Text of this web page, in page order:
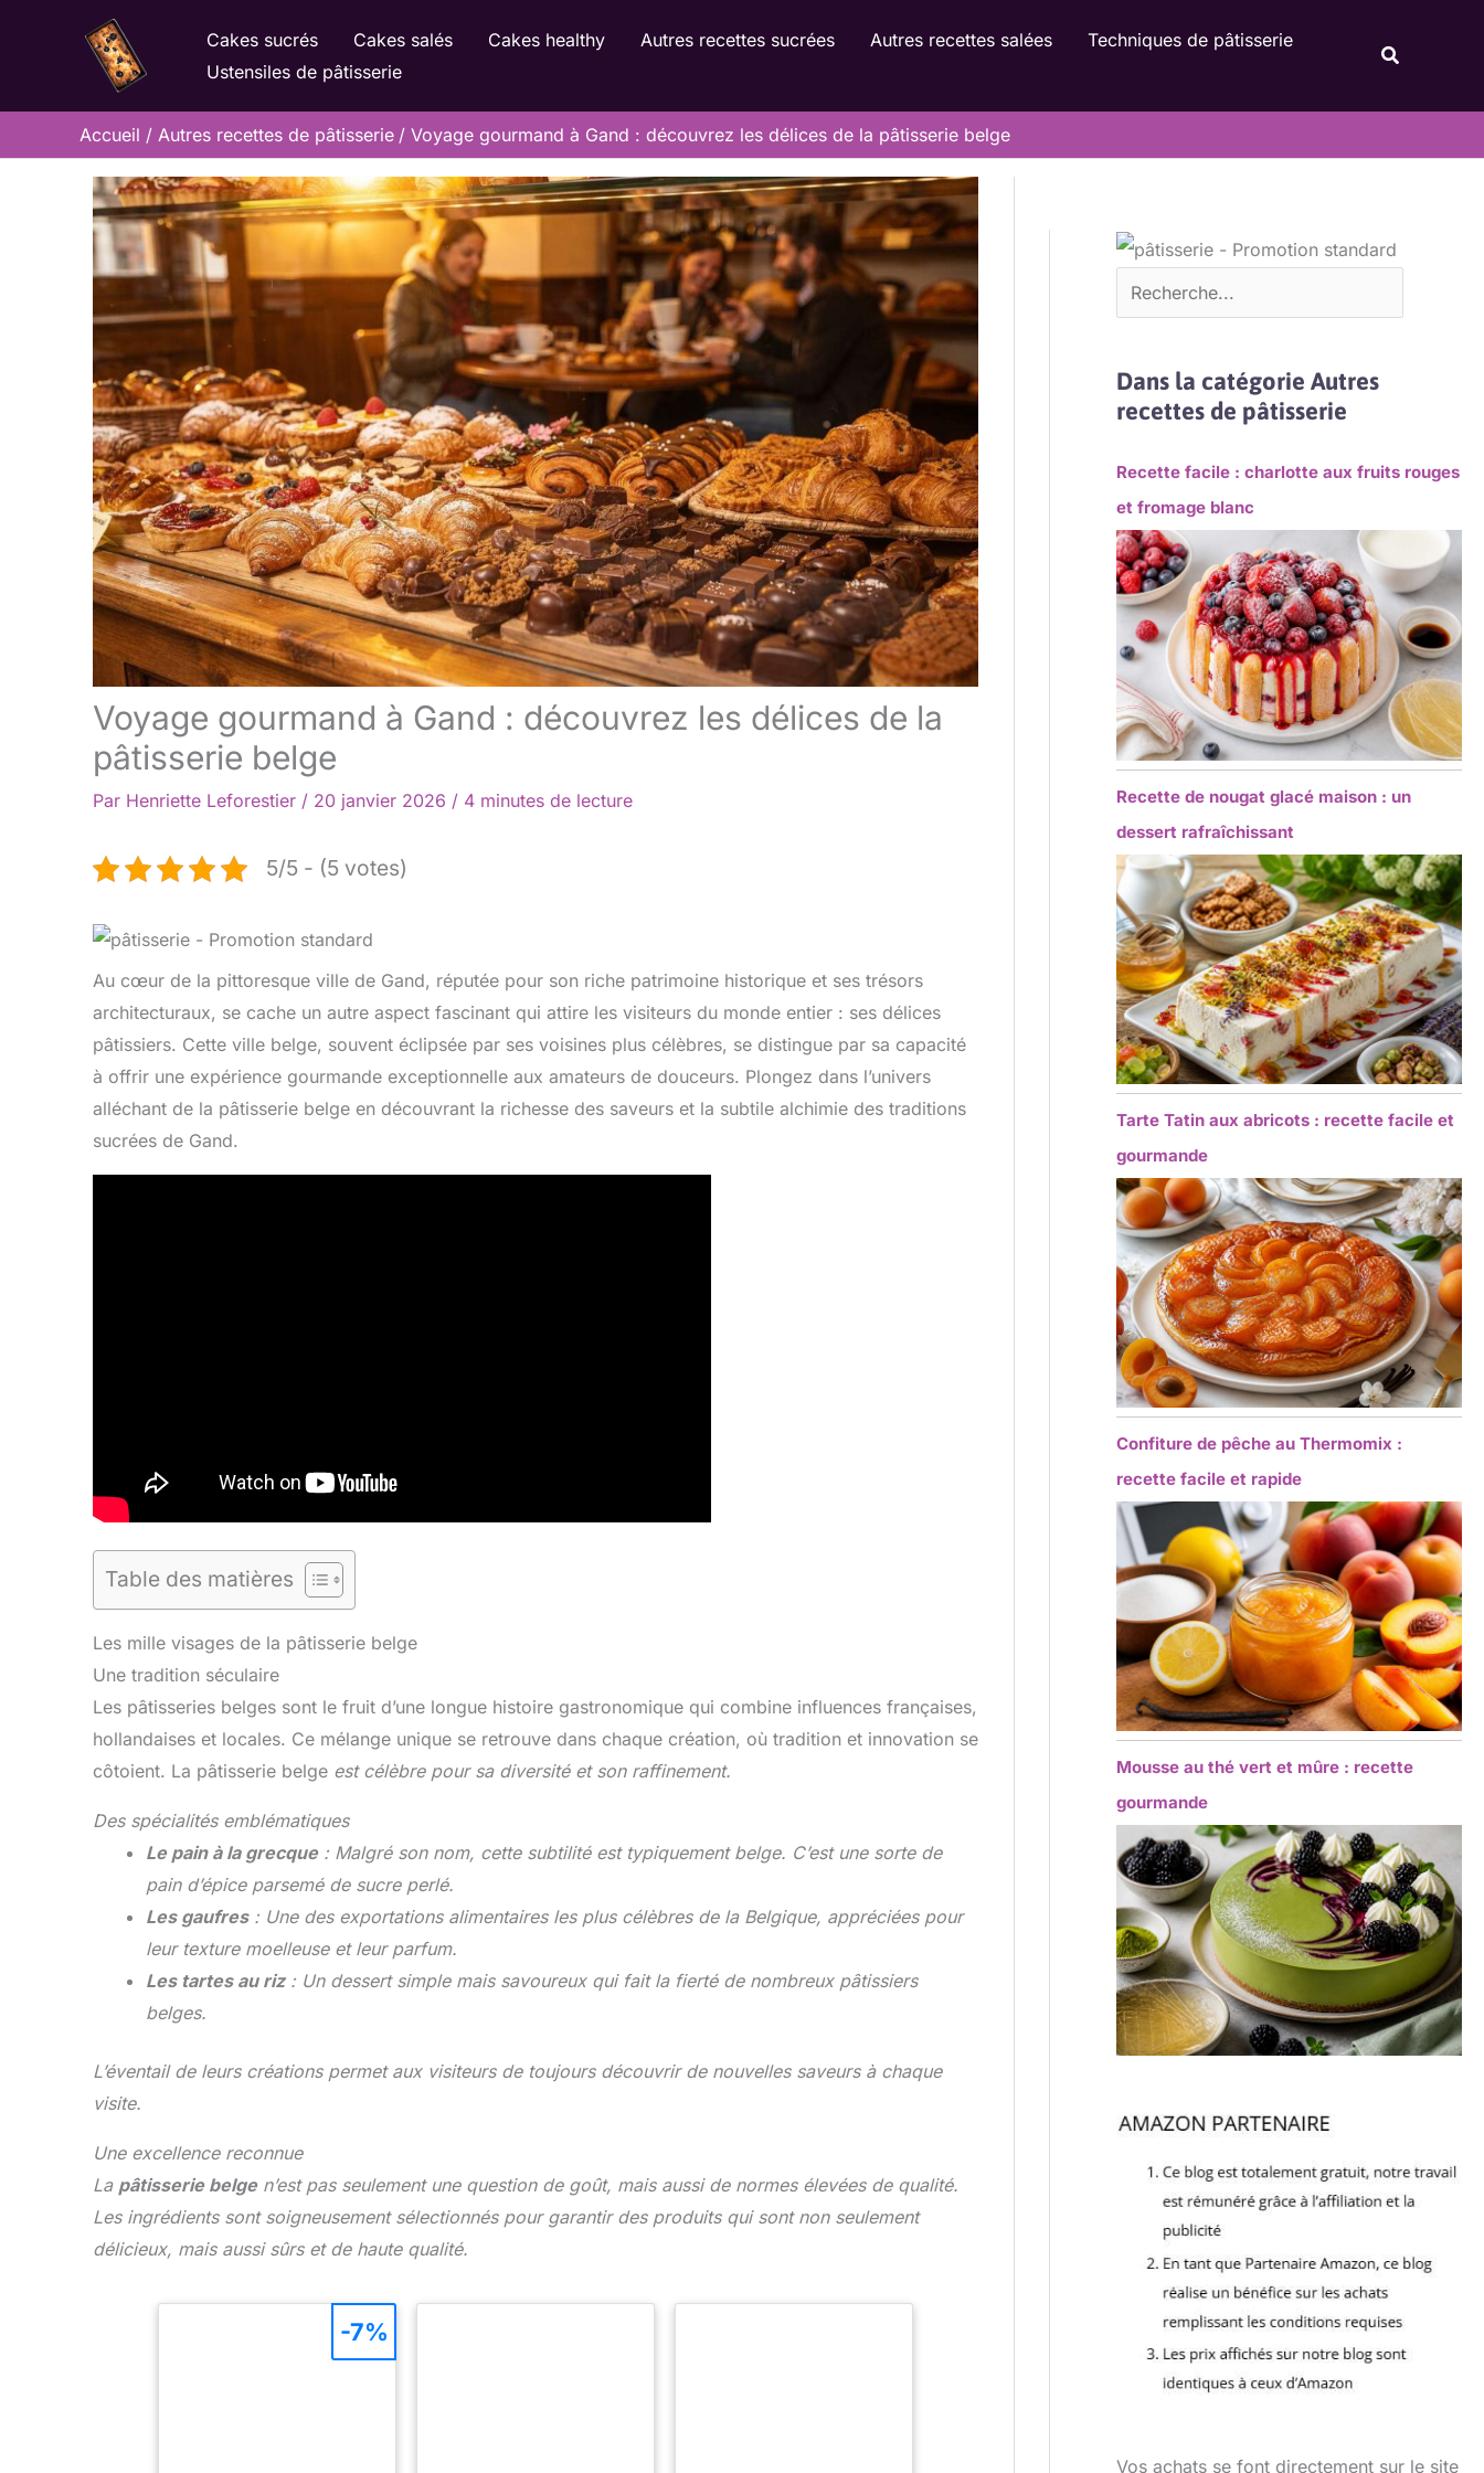
Cakes sucrés Cakes salés Cakes healthy Autres recettes sucrées Autres recettes salées
Techniques de pâtisserie
Ustensiles de pâtisserie
Accueil Autres recettes de pâtisserie Voyage gourmand à Gand : découvrez les délices de la pâtisserie belge
Voyage gourmand à Gand : découvrez les délices de la
pâtisserie belge
Par Henriette Leforestier / 20 janvier 2026 / 4 minutes de lecture
5/5 - (5 votes)
Au cœur de la pittoresque ville de Gand, réputée pour son riche patrimoine historique et ses trésors
architecturaux, se cache un autre aspect fascinant qui attire les visiteurs du monde entier : ses délices
pâtissiers. Cette ville belge, souvent éclipsée par ses voisines plus célèbres, se distingue par sa capacité
à offrir une expérience gourmande exceptionnelle aux amateurs de douceurs. Plongez dans l’univers
alléchant de la pâtisserie belge en découvrant la richesse des saveurs et la subtile alchimie des traditions
sucrées de Gand.
Table des matières
Les mille visages de la pâtisserie belge
Une tradition séculaire
Les pâtisseries belges sont le fruit d’une longue histoire gastronomique qui combine influences françaises,
hollandaises et locales. Ce mélange unique se retrouve dans chaque création, où tradition et innovation se
côtoient. La pâtisserie belge est célèbre pour sa diversité et son raffinement.
Des spécialités emblématiques
Le pain à la grecque: Malgré son nom, cette subtilité est typiquement belge. C’est une sorte de
pain d’épice parsemé de sucre perlé.
Les gaufres: Une des exportations alimentaires les plus célèbres de la Belgique, appréciées pour
leur texture moelleuse et leur parfum.
Les tartes au riz: Un dessert simple mais savoureux qui fait la fierté de nombreux pâtissiers
belges.
L’éventail de leurs créations permet aux visiteurs de toujours découvrir de nouvelles saveurs à chaque
visite.
Une excellence reconnue
La pâtisserie belgen’est pas seulement une question de goût, mais aussi de normes élevées de qualité.
Les ingrédients sont soigneusement sélectionnés pour garantir des produits qui sont non seulement
délicieux, mais aussi sûrs et de haute qualité.
-7%
Dans la catégorie Autres
recettes de pâtisserie
Recette facile : charlotte aux fruits rouges
et fromage blanc
Recette de nougat glacé maison : un
dessert rafraîchissant
Tarte Tatin aux abricots : recette facile et
gourmande
Confiture de pêche au Thermomix :
recette facile et rapide
Mousse au thé vert et mûre : recette
gourmande
Vos achats se font directement sur le site